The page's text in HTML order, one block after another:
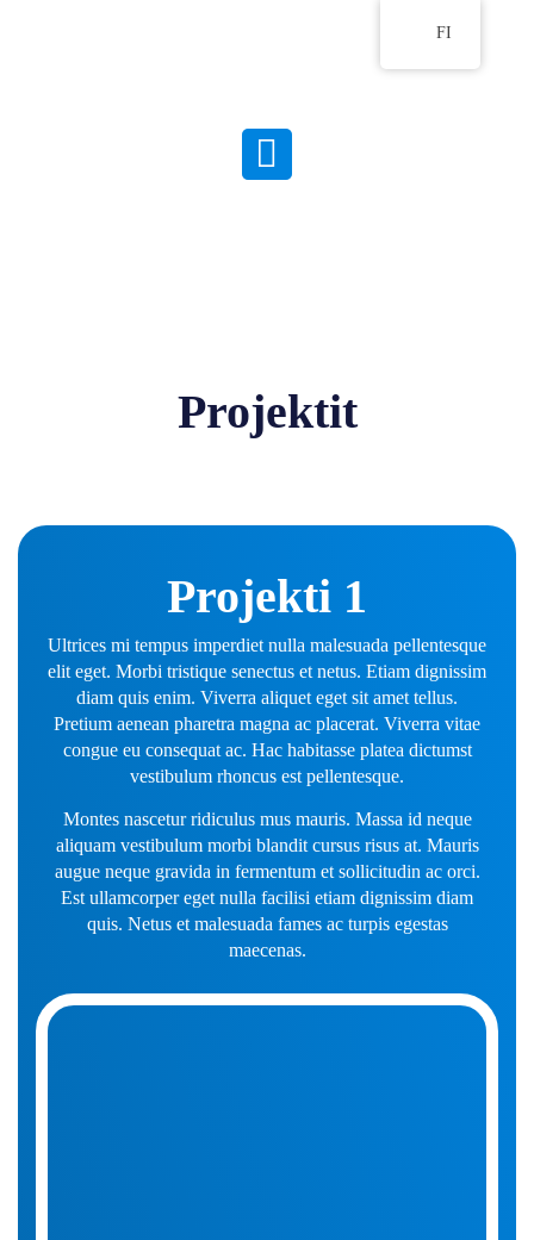
Projektit
Projekti 1
Ultrices mi tempus imperdiet nulla malesuada pellentesque
elit eget. Morbi tristique senectus et netus. Etiam dignissim
diam quis enim. Viverra aliquet eget sit amet tellus.
Pretium aenean pharetra magna ac placerat. Viverra vitae
congue eu consequat ac. Hac habitasse platea dictumst
vestibulum rhoncus est pellentesque.
Montes nascetur ridiculus mus mauris. Massa id neque
aliquam vestibulum morbi blandit cursus risus at. Mauris
augue neque gravida in fermentum et sollicitudin ac orci.
Est ullamcorper eget nulla facilisi etiam dignissim diam
quis. Netus et malesuada fames ac turpis egestas
maecenas.
FI